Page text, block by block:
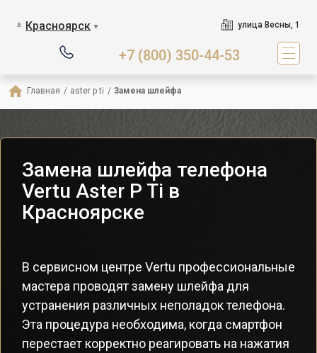
Красноярск ▼ улица Весны, 1
+7 (800) 350-44-53
Главная / aster p ti / Замена шлейфа
Замена шлейфа телефона
Vertu Aster P Ti в
Красноярске
В сервисном центре Vertu профессиональные
мастера проводят замену шлейфа для
устранения различных неполадок телефона.
Эта процедура необходима, когда смартфон
перестает корректно реагировать на нажатия